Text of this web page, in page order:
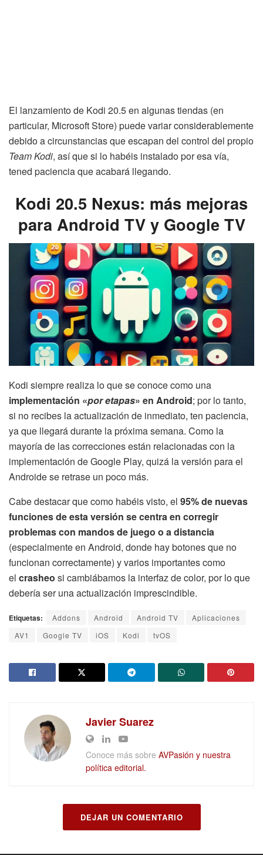
El lanzamiento de Kodi 20.5 en algunas tiendas (en
particular, Microsoft Store) puede variar considerablemente
debido a circunstancias que escapan del control del propio
Team Kodi, así que si lo habéis instalado por esa vía,
tened paciencia que acabará llegando.
Kodi 20.5 Nexus: más mejoras
para Android TV y Google TV
Kodi siempre realiza lo que se conoce como una
implementación «por etapas» en Android; por lo tanto,
si no recibes la actualización de inmediato, ten paciencia,
ya que llegará durante la próxima semana. Como la
mayoría de las correcciones están relacionadas con la
implementación de Google Play, quizá la versión para el
Androide se retrase un poco más.
Cabe destacar que como habéis visto, el 95% de nuevas
funciones de esta versión se centra en corregir
problemas con mandos de juego o a distancia
(especialmente en Android, donde hay botones que no
funcionan correctamente) y varios importantes como
el crasheo si cambiábamos la interfaz de color, por lo que
debería ser una actualización imprescindible.
Etiquetas: Addons Android Android TV
Aplicaciones
AV1
Google TV iOS Kodi tvOS
Javier Suarez
Conoce más sobre AVPasión y nuestra
política editorial.
DEJAR UN COMENTARIO